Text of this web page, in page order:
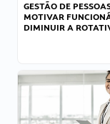
GESTÃO DE
MOTIVAR
DIMINUIR A